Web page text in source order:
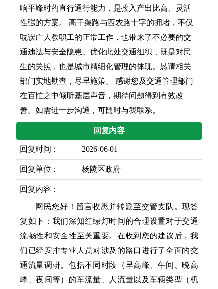
响平峰时的直行通行能力，是投入产出比高、灵活
性强的方案。 高干渠路与西农路十字的拥堵，不仅
耽误广大教职工的正常工作，也带来了不必要的交
通违法与安全隐患。优化此处交通组织，既是对民
生的关照，也是城市精细化管理的体现。恳请相关
部门实地勘查，尽早施策。 感谢您及交通管理部门
在百忙之中倾听基层声音，期待问题得到有效改
善。如需进一步沟通，可随时与我联系。
回复内容
回复时间： 2026-06-01
回复单位： 杨陵区政府
回复内容：
网民您好！留言收悉并转派至交管支队。现答
复如下：我们深知红绿灯时间的合理设置对于交通
流畅性和安全性至关重要。在收到您的建议后，我
们已经安排专业人员对涉及的路口进行了全面的交
通流量调研。包括不同时段（早高峰、午间、晚高
峰、夜间等）的车流量、人流量以及车辆类型（机